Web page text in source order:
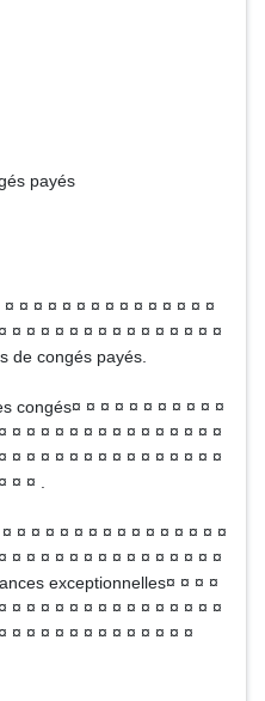
payés
¤ ¤ ¤ ¤ ¤ ¤ ¤ ¤ ¤ ¤ ¤ ¤ ¤ ¤
¤ ¤ ¤ ¤ ¤ ¤ ¤ ¤ ¤ ¤ ¤ ¤ ¤ ¤ ¤
de congés payés.
congés¤ ¤ ¤ ¤ ¤ ¤ ¤ ¤ ¤ ¤ ¤
¤ ¤ ¤ ¤ ¤ ¤ ¤ ¤ ¤ ¤ ¤ ¤ ¤ ¤ ¤
¤ ¤ ¤ ¤ ¤ ¤ ¤ ¤ ¤ ¤ ¤ ¤ ¤ ¤ ¤
¤ ¤ .
¤ ¤ ¤ ¤ ¤ ¤ ¤ ¤ ¤ ¤ ¤ ¤ ¤ ¤ ¤
¤ ¤ ¤ ¤ ¤ ¤ ¤ ¤ ¤ ¤ ¤ ¤ ¤ ¤ ¤
exceptionnelles¤ ¤ ¤ ¤
¤ ¤ ¤ ¤ ¤ ¤ ¤ ¤ ¤ ¤ ¤ ¤ ¤ ¤ ¤
¤ ¤ ¤ ¤ ¤ ¤ ¤ ¤ ¤ ¤ ¤ ¤ ¤